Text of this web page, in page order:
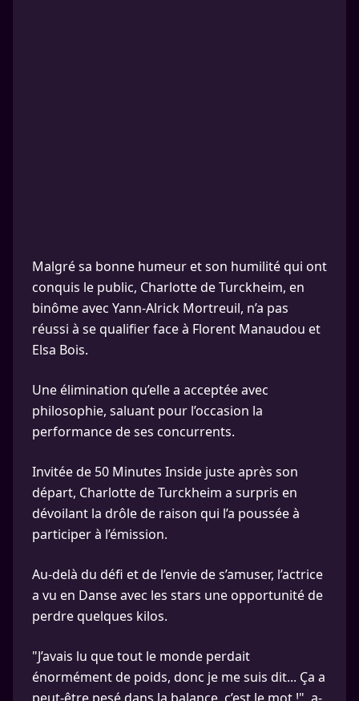
Malgré sa bonne humeur et son humilité qui ont
conquis le public, Charlotte de Turckheim, en
binôme avec Yann-Alrick Mortreuil, n’a pas
réussi à se qualifier face à Florent Manaudou et
Elsa Bois.
Une élimination qu’elle a acceptée avec
philosophie, saluant pour l’occasion la
performance de ses concurrents.
Invitée de 50 Minutes Inside juste après son
départ, Charlotte de Turckheim a surpris en
dévoilant la drôle de raison qui l’a poussée à
participer à l’émission.
Au-delà du défi et de l’envie de s’amuser, l’actrice
a vu en Danse avec les stars une opportunité de
perdre quelques kilos.
"J’avais lu que tout le monde perdait
énormément de poids, donc je me suis dit... Ça a